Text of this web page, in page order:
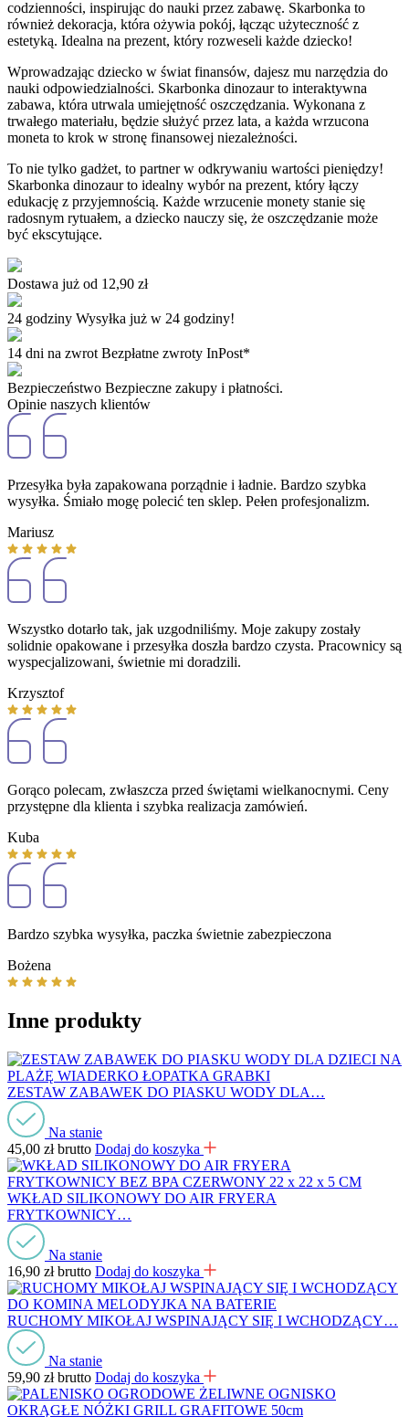
codzienności, inspirując do nauki przez zabawę. Skarbonka to
również dekoracja, która ożywia pokój, łącząc użyteczność z
estetyką. Idealna na prezent, który rozweseli każde dziecko!
Wprowadzając dziecko w świat finansów, dajesz mu narzędzia do
nauki odpowiedzialności. Skarbonka dinozaur to interaktywna
zabawa, która utrwala umiejętność oszczędzania. Wykonana z
trwałego materiału, będzie służyć przez lata, a każda wrzucona
moneta to krok w stronę finansowej niezależności.
To nie tylko gadżet, to partner w odkrywaniu wartości pieniędzy!
Skarbonka dinozaur to idealny wybór na prezent, który łączy
edukację z przyjemnością. Każde wrzucenie monety stanie się
radosnym rytuałem, a dziecko nauczy się, że oszczędzanie może
być ekscytujące.
Dostawa już od 12,90 zł
24 godziny Wysyłka już w 24 godziny!
14 dni na zwrot Bezpłatne zwroty InPost*
Bezpieczeństwo Bezpieczne zakupy i płatności.
Opinie naszych klientów
Przesyłka była zapakowana porządnie i ładnie. Bardzo szybka
wysyłka. Śmiało mogę polecić ten sklep. Pełen profesjonalizm.
Mariusz
Wszystko dotarło tak, jak uzgodniliśmy. Moje zakupy zostały
solidnie opakowane i przesyłka doszła bardzo czysta. Pracownicy są
wyspecjalizowani, świetnie mi doradzili.
Krzysztof
Gorąco polecam, zwłaszcza przed świętami wielkanocnymi. Ceny
przystępne dla klienta i szybka realizacja zamówień.
Kuba
Bardzo szybka wysyłka, paczka świetnie zabezpieczona
Bożena
Inne produkty
ZESTAW ZABAWEK DO PIASKU WODY DLA…
Na stanie
45,00 zł brutto Dodaj do koszyka
WKŁAD SILIKONOWY DO AIR FRYERA
FRYTKOWNICY…
Na stanie
16,90 zł brutto Dodaj do koszyka
RUCHOMY MIKOŁAJ WSPINAJĄCY SIĘ I WCHODZĄCY…
Na stanie
59,90 zł brutto Dodaj do koszyka